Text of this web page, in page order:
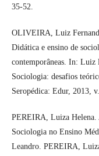
35-52.
OLIVEIRA, Luiz
Didática e ensino de
contemporâneas. In:
Sociologia: desafios
Seropédica: Edur, 2013,
PEREIRA, Luiza Helena.
Sociologia no Ensino
Leandro. PEREIRA,